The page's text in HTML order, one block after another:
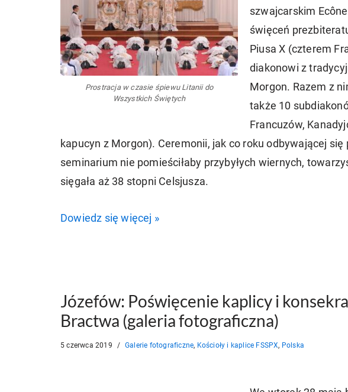
Prostracja w czasie śpiewu Litanii do
Wszystkich Świętych
szwajcarskim
święceń
Piusa X (czterem
diakonowi z
Morgon. Razem z
także 10
Francuzów,
kapucyn z Morgon). Ceremonii, jak co roku odbywającej
seminarium nie pomieściłaby przybyłych wiernych,
sięgała aż 38 stopni Celsjusza.
Dowiedz się więcej »
Józefów: Poświęcenie kaplicy i
Bractwa (galeria fotograficzna)
5 czerwca 2019 Galerie fotograficzne, Kościoły i kaplice FSSPX, Polska